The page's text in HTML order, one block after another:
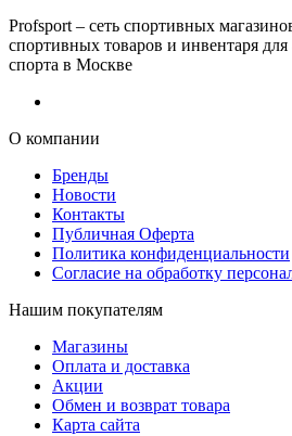
Profsport – сеть спортивных
спортивных товаров и инвентаря
спорта в Москве
О компании
Бренды
Новости
Контакты
Публичная Оферта
Политика конфиденциальности
Согласие на обработку
Нашим покупателям
Магазины
Оплата и доставка
Акции
Обмен и возврат товара
Карта сайта